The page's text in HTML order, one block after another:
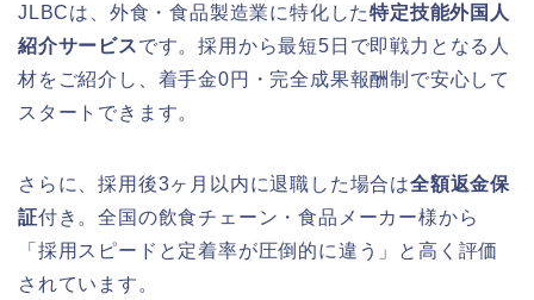
JLBCは、外食・食品製造業に特化した特定技能外国人
紹介サービスです。採用から最短5日で即戦力となる人
材をご紹介し、着手金0円・完全成果報酬制で安心して
スタートできます。
さらに、採用後3ヶ月以内に退職した場合は全額返金保
証付き。全国の飲食チェーン・食品メーカー様から
「採用スピードと定着率が圧倒的に違う」と高く評価
されています。